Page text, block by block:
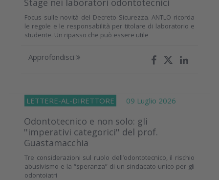
Focus sulle novità del Decreto Sicurezza. ANTLO ricorda
le regole e le responsabilità per titolare di laboratorio e
studente. Un ripasso che può essere utile
Approfondisci
LETTERE-AL-DIRETTORE 09 Luglio 2026
Odontotecnico e non solo: gli
''imperativi categorici'' del prof.
Guastamacchia
Tre considerazioni sul ruolo dell’odontotecnico, il rischio
abusivismo e la “speranza” di un sindacato unico per gli
odontoiatri